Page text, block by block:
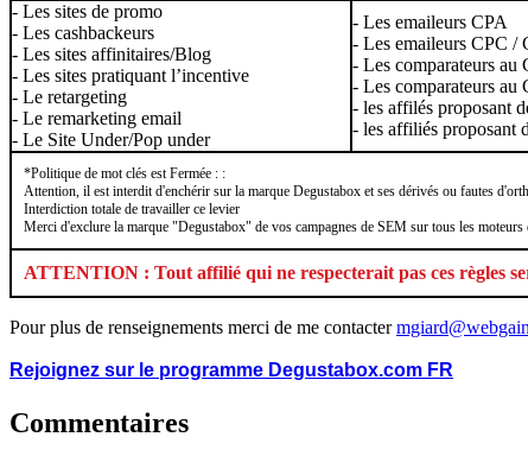
- Les sites de promo
- Les cashbackeurs
- Les sites affinitaires/Blog
- Les sites pratiquant l’incentive
- Le retargeting
- Le remarketing email
- Le Site Under/Pop under
- Les emaileurs CPA
- Les emaileurs CPC /
- Les comparateurs au
- Les comparateurs au
- les affilés proposant
- les affiliés proposant
*Politique de mot clés est Fermée : :
Attention, il est interdit d'enchérir sur la marque Degustabox et ses dérivés ou fautes
Interdiction totale de travailler ce levier
Merci d'exclure la marque "Degustabox" de vos campagnes de SEM sur tous les moteurs
ATTENTION : Tout affilié qui ne respecterait pas ces règles
Pour plus de renseignements merci de me contacter
Rejoignez sur le programme Degustabox.com FR
Commentaires